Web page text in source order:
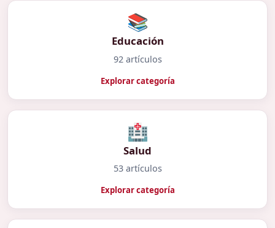
📚
Educación
92 artículos
Explorar categoría
🏥
Salud
53 artículos
Explorar categoría